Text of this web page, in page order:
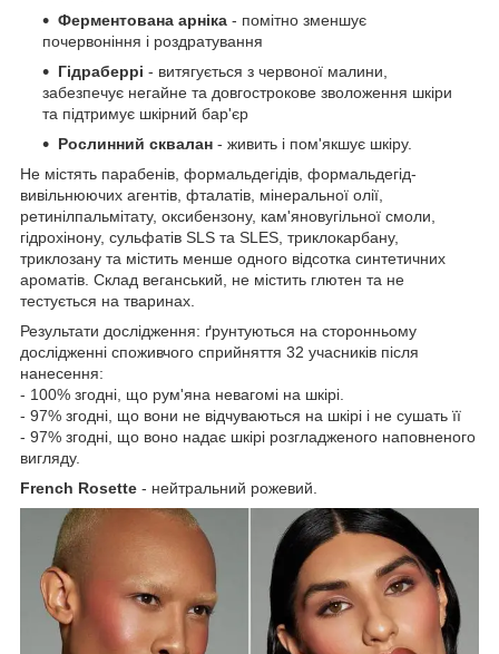
Ферментована арніка - помітно зменшує
почервоніння і роздратування
Гідраберрі - витягується з червоної малини,
забезпечує негайне та довгострокове зволоження шкіри
та підтримує шкірний бар'єр
Рослинний сквалан - живить і пом'якшує шкіру.
Не містять парабенів, формальдегідів, формальдегід-
вивільнюючих агентів, фталатів, мінеральної олії,
ретинілпальмітату, оксибензону, кам'яновугільної смоли,
гідрохінону, сульфатів SLS та SLES, триклокарбану,
триклозану та містить менше одного відсотка синтетичних
ароматів. Склад веганський, не містить глютен та не
тестується на тваринах.
Результати дослідження: ґрунтуються на сторонньому
дослідженні споживчого сприйняття 32 учасників після
нанесення:
- 100% згодні, що рум'яна невагомі на шкірі.
- 97% згодні, що вони не відчуваються на шкірі і не сушать її
- 97% згодні, що воно надає шкірі розгладженого наповненого
вигляду.
French Rosette - нейтральний рожевий.